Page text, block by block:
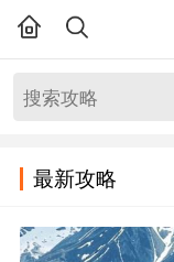
最新攻略